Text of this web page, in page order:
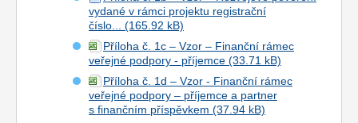
vydané v rámci projektu registrační
číslo...
Příloha č. 1c – Vzor – Finanční rámec
veřejné podpory - příjemce
Příloha č. 1d – Vzor - Finanční rámec
veřejné podpory – příjemce a partner
s finančním příspěvkem